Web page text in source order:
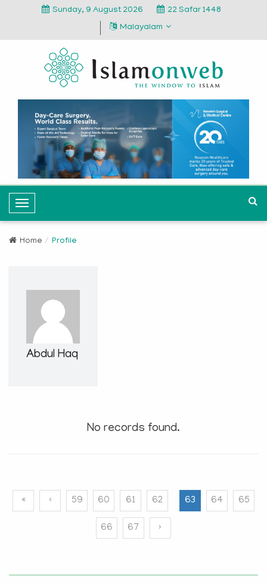
Sunday, 9 August 2026
22 Safar 1448
Malayalam
T
o
N
g
Home Profile
Abdul Haq
No records found.
« ‹ 59 60 61 62 63 64 65
66 67 ›